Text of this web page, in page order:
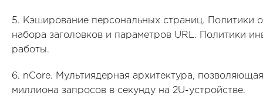
5. Кэширование персональных страниц. Политики
набора заголовков и параметров URL. Политики
работы.
6. nCore. Мультиядерная архитектура,
миллиона запросов в секунду на 2U-устройстве.